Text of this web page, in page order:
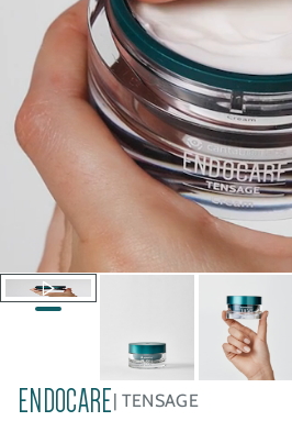
ENDOCARE TENSAGE